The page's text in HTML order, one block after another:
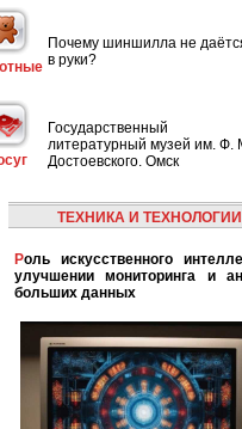
Почему шиншилла не
в руки?
Государственный
литературный музей им. Ф.
Достоевского. Омск
ТЕХНИКА И ТЕХНОЛОГИИ
Роль искусственного интеллекта в
улучшении мониторинга и
больших данных